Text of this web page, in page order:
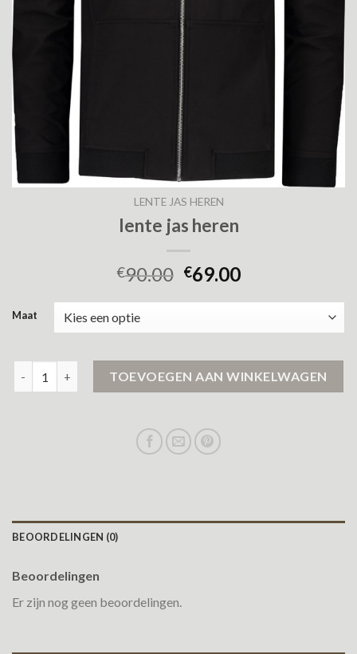
LENTE JAS HEREN
lente jas heren
€90.00 €69.00
Maat
TOEVOEGEN AAN WINKELWAGEN
BEOORDELINGEN (0)
Beoordelingen
Er zijn nog geen beoordelingen.